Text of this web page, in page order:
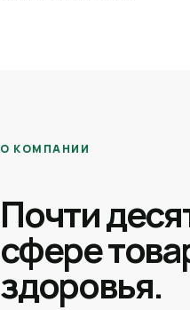
О КОМПАНИИ
Почти
сфере
здоровья.